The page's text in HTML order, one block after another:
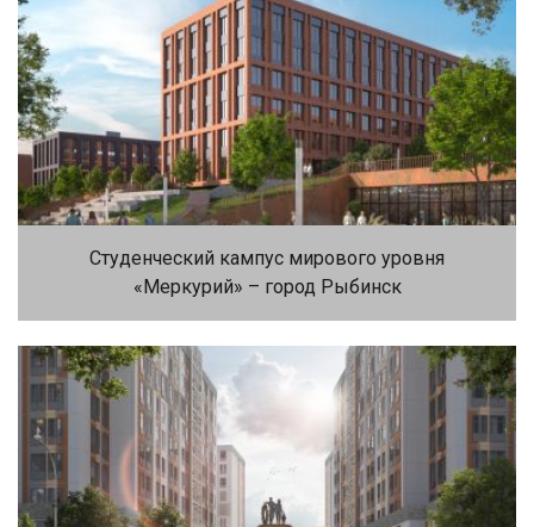
Студенческий кампус мирового уровня
«Меркурий» – город Рыбинск